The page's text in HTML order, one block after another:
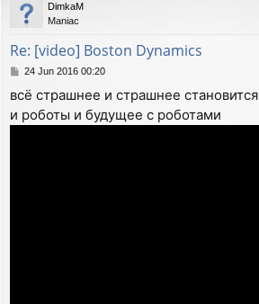
DimkaM
Maniac
Re: [video] Boston Dynamics
P
s
t
24 Jun 2016 00:20
всё страшнее и страшнее становится
и роботы и будущее с роботами